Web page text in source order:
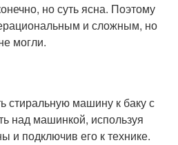
но суть ясна. Поэтому
и сложным, но
могли.
стиральную машину к баку с
над машинкой, используя
и подключив его к технике.